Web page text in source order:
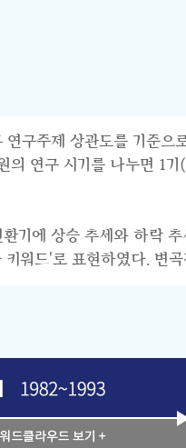
구주제 상관도를 기준
의 연구 시기를 나누면
기에 상승 추세와 하락
워드'로 표현하였다. 변